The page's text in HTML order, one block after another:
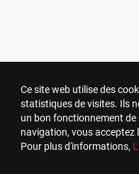
Ce site web utilise des
statistiques de visites. Ils
un bon fonctionnement
navigation, vous acceptez
Pour plus d'informations,